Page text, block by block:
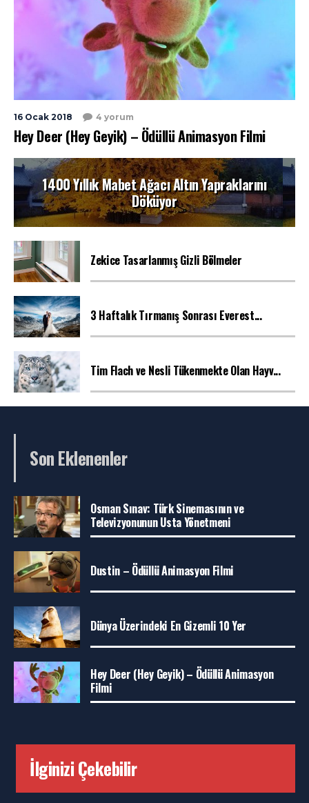
16 Ocak 2018 4 yorum
Hey Deer (Hey Geyik) – Ödüllü Animasyon Filmi
1400 Yıllık Mabet Ağacı Altın Yapraklarını
Döküyor
Zekice Tasarlanmış Gizli Bölmeler
3 Haftalık Tırmanış Sonrası Everest...
Tim Flach ve Nesli Tükenmekte Olan Hayv...
Son Eklenenler
Osman Sınav: Türk Sinemasının ve
Televizyonunun Usta Yönetmeni
Dustin – Ödüllü Animasyon Filmi
Dünya Üzerindeki En Gizemli 10 Yer
Hey Deer (Hey Geyik) – Ödüllü Animasyon
Filmi
İlginizi Çekebilir